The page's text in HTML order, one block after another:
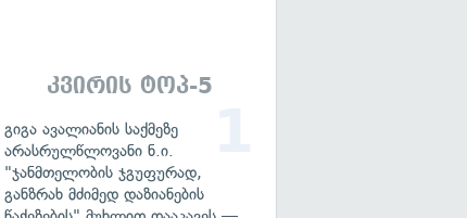
გადახედვაკვირის ტოპ-5
გიგა ავალიანის საქმეზე
არასრულწლოვანი ნ.ი.
"ჯანმთელობის ჯგუფურად,
განზრახ მძიმედ დაზიანების